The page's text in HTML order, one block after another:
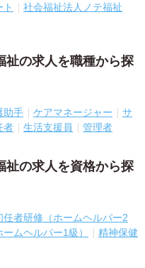
社会福祉法人ノテ福祉
祉の求人を職種から探
助手 ケアマネージャー
サ
者 生活支援員 管理者
祉の求人を資格から探
任者研修（ホームヘルパー2
ムヘルパー1級）
精神保健